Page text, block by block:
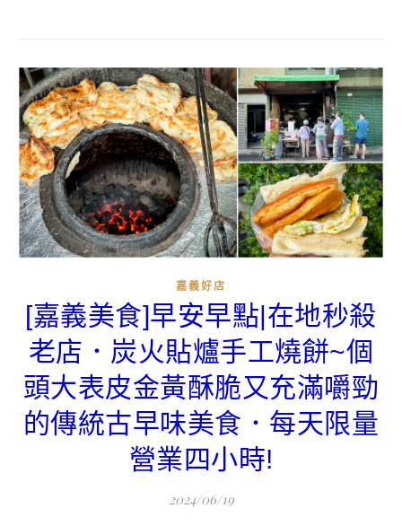
嘉義好店
[嘉義美食]早安早點|在地秒殺
老店．炭火貼爐手工燒餅~個
頭大表皮金黃酥脆又充滿嚼勁
的傳統古早味美食．每天限量
營業四小時!
2024/06/19